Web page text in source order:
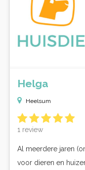
Helga
Heelsum
1 review
Al meerdere jaren
voor dieren en